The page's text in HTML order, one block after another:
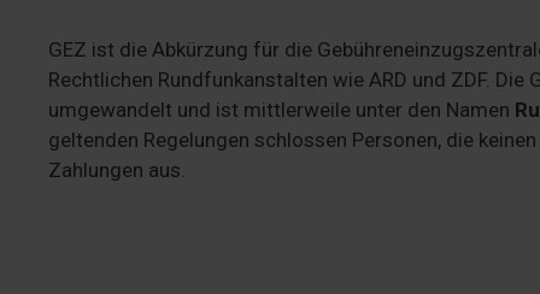
GEZ ist die Abkürzung für die
Rechtlichen Rundfunkanstalten wie ARD und ZDF.
umgewandelt und ist mittlerweile unter den Namen
geltenden Regelungen schlossen Personen, die
Zahlungen aus.